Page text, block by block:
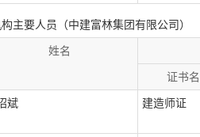
主要人员（中建富林集团有限公司）
姓名
证书
斌 建造师证